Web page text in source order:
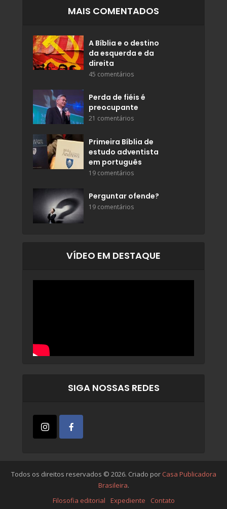
MAIS COMENTADOS
A Bíblia e o destino
da esquerda e da
direita
45 comentários
Perda de fiéis é
preocupante
21 comentários
Primeira Bíblia de
estudo adventista
em português
19 comentários
Perguntar ofende?
19 comentários
VÍDEO EM DESTAQUE
SIGA NOSSAS REDES
Todos os direitos reservados © 2026. Criado por Casa Publicadora
Brasileira.
Filosofia editorial
Expediente Contato